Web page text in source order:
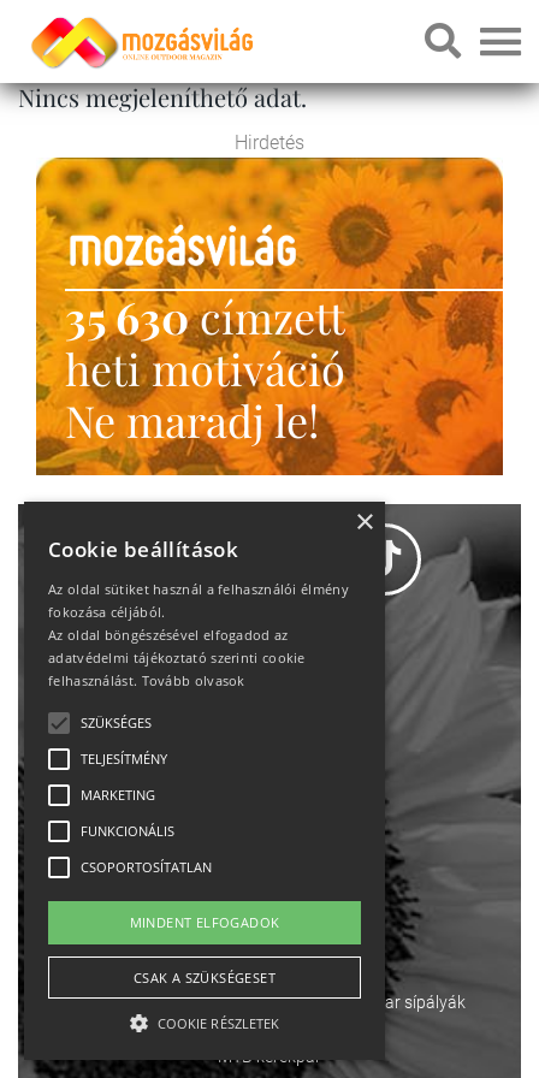
Nincs megjeleníthető adat.
Hirdetés
35 630címzett
heti motiváció
Ne maradj le!
Adatvédelem
Impresszum-kapcsolat
English
Ebike Osztrák sípályák Magyar sípályák
MTB kerékpár
×
Cookie beállítások
Az oldal sütiket használ a felhasználói élmény
fokozása céljából.
Az oldal böngészésével elfogadod az
adatvédelmi tájékoztató szerinti cookie
felhasználást. Tovább olvasok
SZÜKSÉGES
TELJESÍTMÉNY
MARKETING
FUNKCIONÁLIS
CSOPORTOSÍTATLAN
MINDENT ELFOGADOK
CSAK A SZÜKSÉGESET
COOKIE RÉSZLETEK